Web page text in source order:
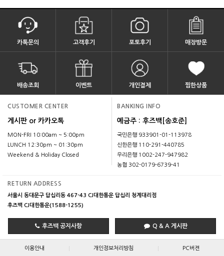
카톡문의 고객후기 포토후기 매장방문
배송조회 이벤트 개인결제 찜한상품
CUSTOMER CENTER
게시판 or 카카오톡
MON-FRI 10:00am ~ 5:00pm
LUNCH 12:30pm ~ 01:30pm
Weekend & Holiday Closed
BANKING INFO
예금주 : 후즈백[송호준]
국민은행 933901-01-113978
신한은행 110-291-440785
우리은행 1002-247-947982
농협 302-0179-6739-41
RETURN ADDRESS
서울시 동대문구 답십리동 467-43 CJ대한통운 답십리 청계대리점
후즈백 CJ대한통운(1588-1255)
후즈백 공지사항 Q & A 게시판
이용안내 | 개인정보처리방침 | PC버젼